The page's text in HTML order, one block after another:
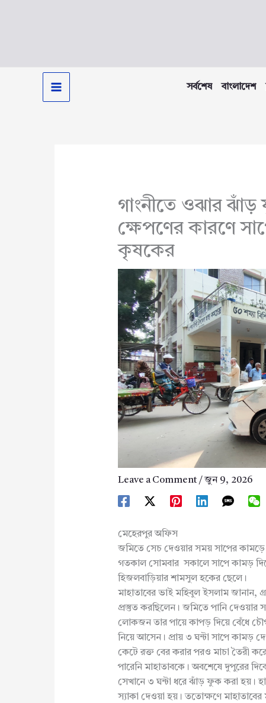
সর্বশেষ বাংলাদেশ
গাংনীতে ওঝার
ক্ষেপণের কারণে
কৃষকের
Leave a Comment /জুন 9, 2026
মেহেরপুর অফিস
জমিতে সেচ দেওয়ার সময় সাপের
গতকাল সোমবার সকালে সাপে কামড়
হিজলবাড়িয়ার শামসুল হকের ছেলে।
মাহাতাবের ভাই মহিবুল ইসলাম জানান,
প্রস্তুত করছিলেন। জমিতে পানি দেওয়ার
লোকজন তার পায়ে কাপড় দিয়ে বেঁধে
নিয়ে আসেন। প্রায় ৩ ঘন্টা সাপে কামড়
কেটে রক্ত বের করার পরও মাচা তৈরী
পারেনি মাহাতাবকে। অবশেষে দুপুরের
সেখানে ৩ ঘন্টা ধরে ঝাঁড় ফুক করা হয়।
স্যাকা দেওয়া হয়। ততোক্ষণে